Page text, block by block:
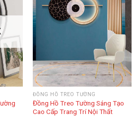
ĐỒNG HỒ TREO TƯỜNG
Đồng Hồ Treo Tường Sáng Tạo
Cao Cấp Trang Trí Nội Thất